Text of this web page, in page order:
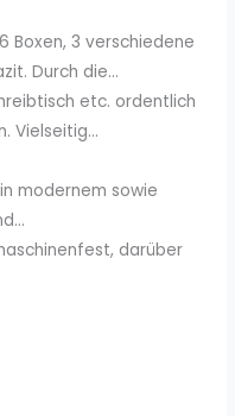
Boxen, 3 verschiedene
Durch die...
etc. ordentlich
Vielseitig...
modernem sowie
darüber